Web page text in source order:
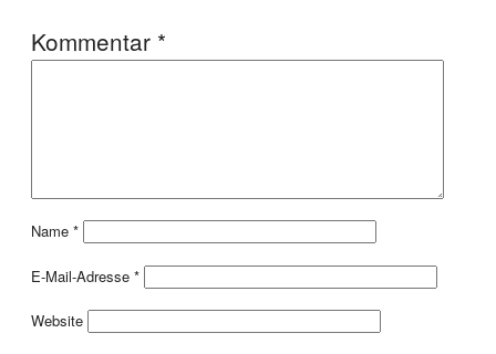
Kommentar *
Name *
E-Mail-Adresse *
Website